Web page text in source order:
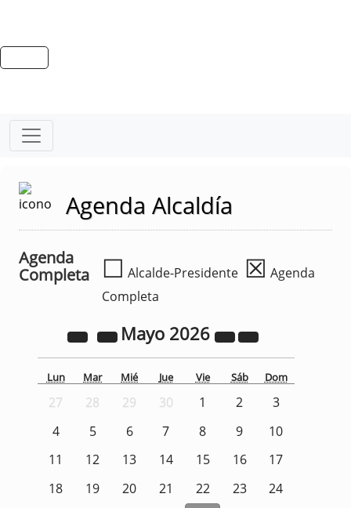
Agenda Alcaldía
Agenda
Completa
☐ Alcalde-Presidente ☒ Agenda
Completa
Mayo 2026
Lun Mar Mié Jue Vie Sáb Dom
27 28 29 30 1 2
3
4
5 6 7 8 9
10
11
12 13 14 15 16
17
18
19 20 21 22 23
24